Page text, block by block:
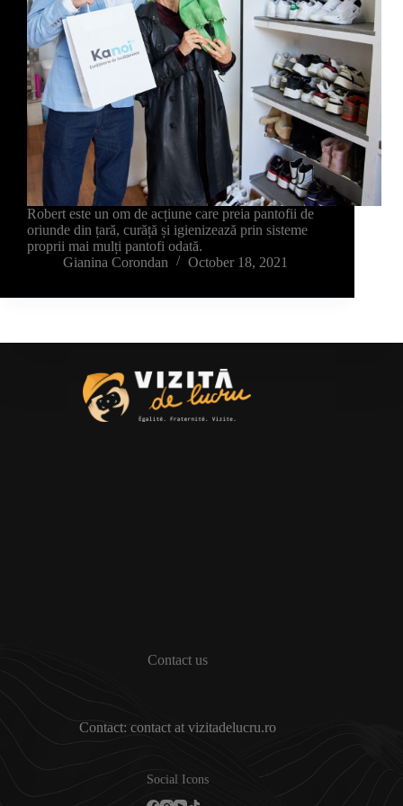
Robert este un om de acțiune care preia pantofii de
oriunde din țară, curăță și igienizează prin sisteme
proprii mai mulți pantofi odată.
Gianina Corondan
October 18, 2021
Contact us
Contact: contact at vizitadelucru.ro
Social Icons